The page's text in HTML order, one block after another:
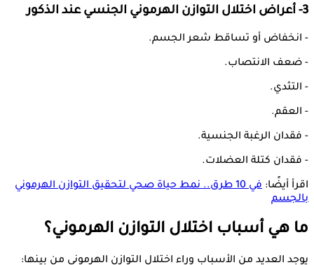
3- أعراض اختلال التوازن الهرموني الجنسي عند الذكور
- انخفاض أو تساقط شعر الجسم.
- ضعف الانتصاب.
- التثدي.
- العقم.
- فقدان الرغبة الجنسية.
- فقدان كتلة العضلات.
اقرأ أيضًا:
في 10 طرق.. نمط حياة صحي لتحقيق التوازن الهرموني
بالجسم
ما هي أسباب اختلال التوازن الهرموني؟
يوجد العديد من الأسباب وراء اختلال التوازن الهرموني من بينها: